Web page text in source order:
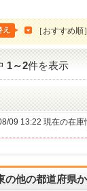
［おすすめ順
1～2件を表示
09 13:22 現在の在庫
の他の都道府県